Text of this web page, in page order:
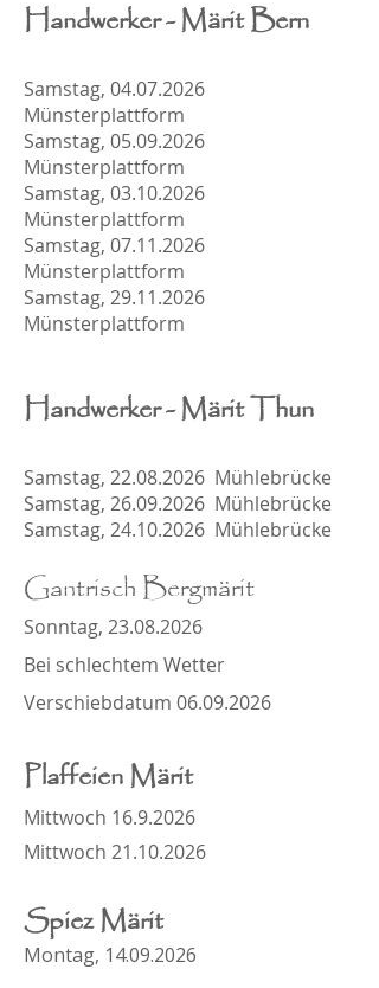
Handwerker-Märit Bern
Samstag, 04.07.2026
Münsterplattform
Samstag, 05.09.2026
Münsterplattform
Samstag, 03.10.2026
Münsterplattform
Samstag, 07.11.2026
Münsterplattform
Samstag, 29.11.2026
Münsterplattform
Handwerker-Märit Thun
Samstag, 22.08.2026 Mühlebrücke
Samstag, 26.09.2026 Mühlebrücke
Samstag, 24.10.2026 Mühlebrücke
Gantrisch Bergmärit
Sonntag, 23.08.2026
Bei schlechtem Wetter
Verschiebdatum 06.09.2026
Plaffeien Märit
Mittwoch 16.9.2026
Mittwoch 21.10.2026
Spiez Märit
Montag, 14.09.2026